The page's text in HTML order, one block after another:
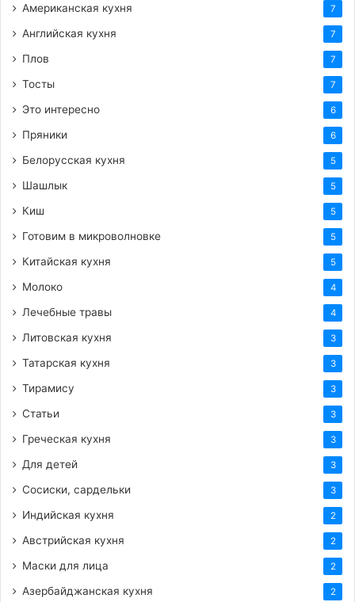
Американская кухня 7
Английская кухня 7
Плов 7
Тосты 7
Это интересно 6
Пряники 6
Белорусская кухня 5
Шашлык 5
Киш 5
Готовим в микроволновке 5
Китайская кухня 5
Молоко 4
Лечебные травы 4
Литовская кухня 3
Татарская кухня 3
Тирамису 3
Статьи 3
Греческая кухня 3
Для детей 3
Сосиски, сардельки 3
Индийская кухня 2
Австрийская кухня 2
Маски для лица 2
Азербайджанская кухня 2